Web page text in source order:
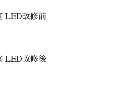
LED改修前
LED改修後